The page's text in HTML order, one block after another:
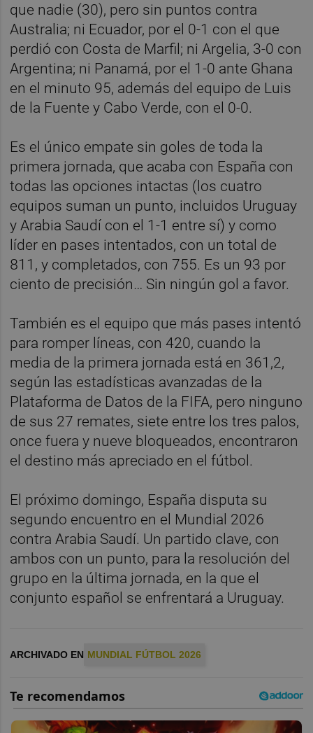
que nadie (30), pero sin puntos contra
Australia; ni Ecuador, por el 0-1 con el que
perdió con Costa de Marfil; ni Argelia, 3-0 con
Argentina; ni Panamá, por el 1-0 ante Ghana
en el minuto 95, además del equipo de Luis
de la Fuente y Cabo Verde, con el 0-0.
Es el único empate sin goles de toda la
primera jornada, que acaba con España con
todas las opciones intactas (los cuatro
equipos suman un punto, incluidos Uruguay
y Arabia Saudí con el 1-1 entre sí) y como
líder en pases intentados, con un total de
811, y completados, con 755. Es un 93 por
ciento de precisión… Sin ningún gol a favor.
También es el equipo que más pases intentó
para romper líneas, con 420, cuando la
media de la primera jornada está en 361,2,
según las estadísticas avanzadas de la
Plataforma de Datos de la FIFA, pero ninguno
de sus 27 remates, siete entre los tres palos,
once fuera y nueve bloqueados, encontraron
el destino más apreciado en el fútbol.
El próximo domingo, España disputa su
segundo encuentro en el Mundial 2026
contra Arabia Saudí. Un partido clave, con
ambos con un punto, para la resolución del
grupo en la última jornada, en la que el
conjunto español se enfrentará a Uruguay.
ARCHIVADO EN MUNDIAL FÚTBOL 2026